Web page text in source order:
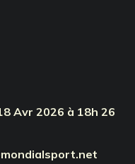
Avr 2026 à 18h 26